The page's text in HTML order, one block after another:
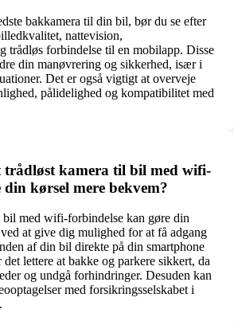
bakkamera til din bil, bør du se efter
nattevision,
trådløs forbindelse til en mobilapp. Disse
din manøvrering og sikkerhed, især i
Det er også vigtigt at overveje
pålidelighed og kompatibilitet med
kamera til bil med wifi-
kørsel mere bekvem?
bil med wifi-forbindelse kan gøre din
at give dig mulighed for at få adgang
af din bil direkte på din smartphone
lettere at bakke og parkere sikkert, da
og undgå forhindringer. Desuden kan
med forsikringsselskabet i